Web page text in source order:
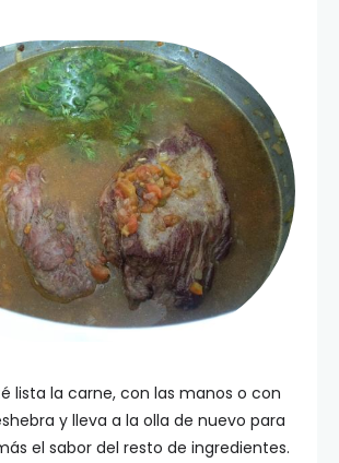
lista la carne, con las manos o con
y lleva a la olla de nuevo para
el sabor del resto de ingredientes.